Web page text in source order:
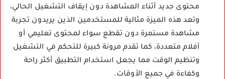
محتوى جديد أثناء المشاهدة دون إيقاف التشغيل الحالي،
وتعد هذه الميزة مثالية للمستخدمين الذين يريدون تجربة
مشاهدة مستمرة دون تقطع سواء لمحتوى تعليمي أو
أفلام متعددة، كما تقدم مرونة كبيرة للتحكم في التشغيل
وتنظيم الوقت مما يجعل استخدام التطبيق أكثر راحة
وكفاءة في جميع الأوقات.